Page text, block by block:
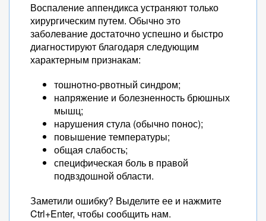
Воспаление аппендикса устраняют только
хирургическим путем. Обычно это
заболевание достаточно успешно и быстро
диагностируют благодаря следующим
характерным признакам:
тошнотно-рвотный синдром;
напряжение и болезненность брюшных
мышц;
нарушения стула (обычно понос);
повышение температуры;
общая слабость;
специфическая боль в правой
подвздошной области.
Заметили ошибку? Выделите ее и нажмите
Ctrl+Enter, чтобы сообщить нам.